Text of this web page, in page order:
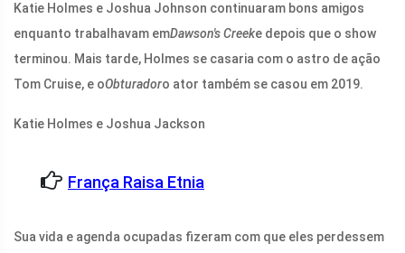
Katie Holmes e Joshua Johnson continuaram bons amigos
enquanto trabalhavam emDawson's Creeke depois que o show
terminou. Mais tarde, Holmes se casaria com o astro de ação
Tom Cruise, e oObturadoro ator também se casou em 2019.
Katie Holmes e Joshua Jackson
França Raisa Etnia
Sua vida e agenda ocupadas fizeram com que eles perdessem